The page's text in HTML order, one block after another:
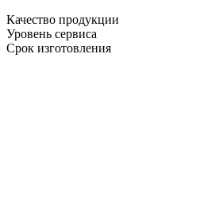
Качество продукции
Уровень сервиса
Срок изготовления